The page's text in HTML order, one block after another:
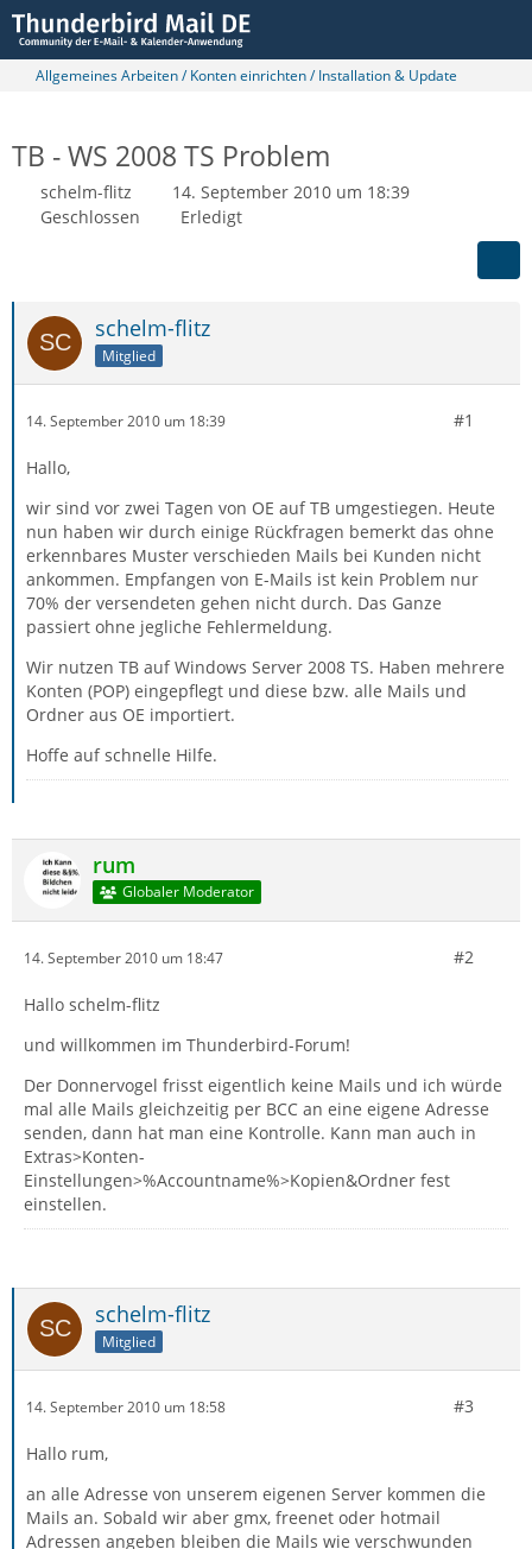
Allgemeines Arbeiten / Konten einrichten / Installation & Update
TB - WS 2008 TS Problem
schelm-flitz
14. September 2010 um 18:39
Geschlossen
Erledigt
schelm-flitz
Mitglied
14. September 2010 um 18:39 #1
Hallo,
wir sind vor zwei Tagen von OE auf TB umgestiegen. Heute
nun haben wir durch einige Rückfragen bemerkt das ohne
erkennbares Muster verschieden Mails bei Kunden nicht
ankommen. Empfangen von E-Mails ist kein Problem nur
70% der versendeten gehen nicht durch. Das Ganze
passiert ohne jegliche Fehlermeldung.
Wir nutzen TB auf Windows Server 2008 TS. Haben mehrere
Konten (POP) eingepflegt und diese bzw. alle Mails und
Ordner aus OE importiert.
Hoffe auf schnelle Hilfe.
rum
Globaler Moderator
14. September 2010 um 18:47 #2
Hallo schelm-flitz
und willkommen im Thunderbird-Forum!
Der Donnervogel frisst eigentlich keine Mails und ich würde
mal alle Mails gleichzeitig per BCC an eine eigene Adresse
senden, dann hat man eine Kontrolle. Kann man auch in
Extras>Konten-
Einstellungen>%Accountname%>Kopien&Ordner fest
einstellen.
schelm-flitz
Mitglied
14. September 2010 um 18:58 #3
Hallo rum,
an alle Adresse von unserem eigenen Server kommen die
Mails an. Sobald wir aber gmx, freenet oder hotmail
Adressen angeben bleiben die Mails wie verschwunden